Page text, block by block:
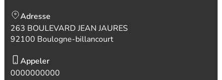
Adresse
263 BOULEVARD JEAN JAURES
92100 Boulogne-billancourt
Appeler
0000000000